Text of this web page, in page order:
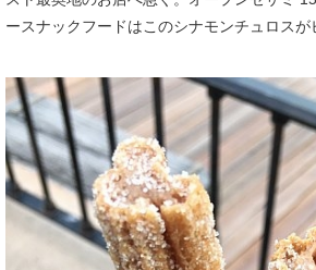
ースナックフードはこのシナモンチュロスが